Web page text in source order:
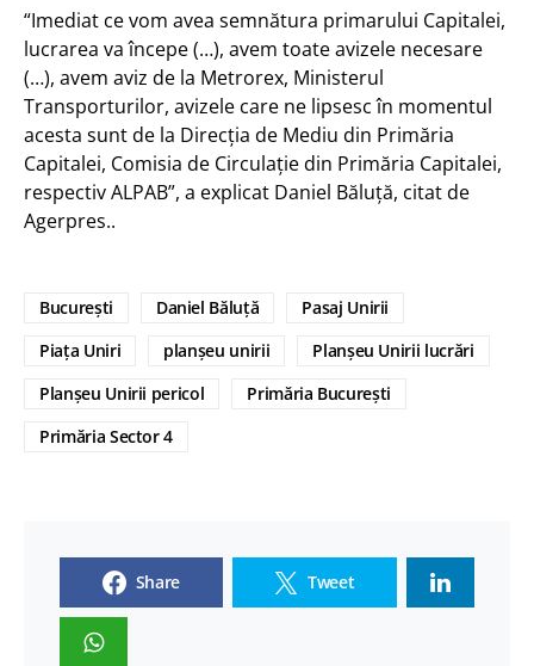
“Imediat ce vom avea semnătura primarului Capitalei,
lucrarea va începe (…), avem toate avizele necesare
(…), avem aviz de la Metrorex, Ministerul
Transporturilor, avizele care ne lipsesc în momentul
acesta sunt de la Direcţia de Mediu din Primăria
Capitalei, Comisia de Circulaţie din Primăria Capitalei,
respectiv ALPAB”, a explicat Daniel Băluță, citat de
Agerpres..
București Daniel Băluță
Pasaj Unirii
Piața Uniri
planșeu unirii
Planșeu Unirii lucrări
Planșeu Unirii pericol
Primăria București
Primăria Sector 4
Share Tweet